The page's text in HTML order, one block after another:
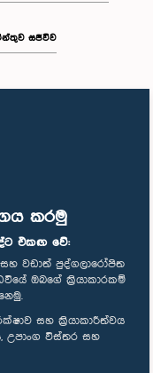
කරමු
එකඟ වේ:
වඩාත් පුද්ගලාරෝපිත
ඔබගේ ක්‍රියාකාරකම්
සහ ක්‍රියාකාරීත්වය
උපාංග විස්තර සහ
සජීවීව